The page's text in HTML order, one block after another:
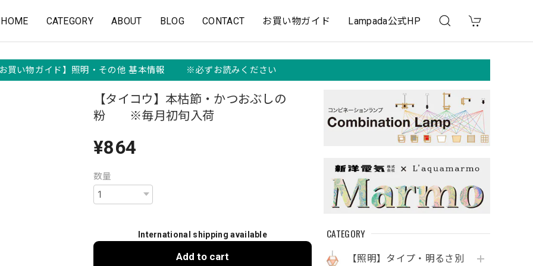
HOME CATEGORY ABOUT BLOG CONTACT お買い物ガイド Lampada公式HP
買い物ガイド】照明・その他 基本情報 ※必ずお読みください
CATEGORY
【照明】タイプ・明るさ別
【タイコウ】本枯節・かつおぶしの
粉 ※毎月初旬入荷
¥864
数量
International shipping available
Add to cart